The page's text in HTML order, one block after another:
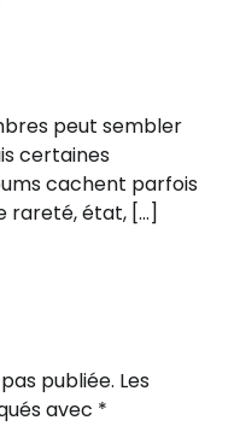
peut sembler
certaines
cachent parfois
rareté, état, […]
publiée. Les
avec *